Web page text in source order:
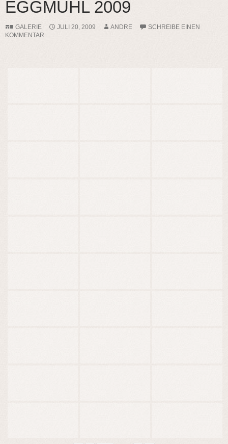
EGGMÜHL 2009
GALERIE JULI 20, 2009 ANDRE
SCHREIBE EINEN
KOMMENTAR